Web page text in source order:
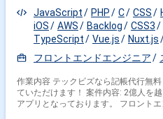
JavaScript
PHP C CSS
iOS
AWS Backlog CSS3
TypeScript
Vue.js Nuxt.js
フロントエンドエンジニア
作業内容 テックビズなら記帳代行無
ていただけます！ 案件内容: 2億人を越える登録者ユーザーが在籍している
アプリとなっております。 フロント